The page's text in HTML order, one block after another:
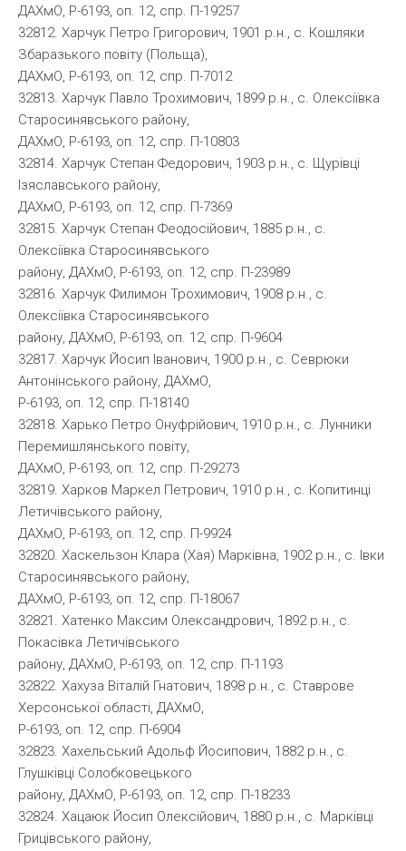
ДАХмО, Р-6193, оп. 12, спр. П-19257
32812. Харчук Петро Григорович, 1901 р.н., с. Кошляки
Збаразького повіту (Польща),
ДАХмО, Р-6193, оп. 12, спр. П-7012
32813. Харчук Павло Трохимович, 1899 р.н., с. Олексіївка
Старосинявського району,
ДАХмО, Р-6193, оп. 12, спр. П-10803
32814. Харчук Степан Федорович, 1903 р.н., с. Щурівці
Ізяславського району,
ДАХмО, Р-6193, оп. 12, спр. П-7369
32815. Харчук Степан Феодосійович, 1885 р.н., с.
Олексіївка Старосинявського
району, ДАХмО, Р-6193, оп. 12, спр. П-23989
32816. Харчук Филимон Трохимович, 1908 р.н., с.
Олексіївка Старосинявського
району, ДАХмО, Р-6193, оп. 12, спр. П-9604
32817. Харчук Йосип Іванович, 1900 р.н., с. Севрюки
Антонінського району, ДАХмО,
Р-6193, оп. 12, спр. П-18140
32818. Харько Петро Онуфрійович, 1910 р.н., с. Лунники
Перемишлянського повіту,
ДАХмО, Р-6193, оп. 12, спр. П-29273
32819. Харков Маркел Петрович, 1910 р.н., с. Копитинці
Летичівського району,
ДАХмО, Р-6193, оп. 12, спр. П-9924
32820. Хаскельзон Клара (Хая) Марківна, 1902 р.н., с. Івки
Старосинявського району,
ДАХмО, Р-6193, оп. 12, спр. П-18067
32821. Хатенко Максим Олександрович, 1892 р.н., с.
Покасівка Летичівського
району, ДАХмО, Р-6193, оп. 12, спр. П-1193
32822. Хахуза Віталій Гнатович, 1898 р.н., с. Ставрове
Херсонської області, ДАХмО,
Р-6193, оп. 12, спр. П-6904
32823. Хахельський Адольф Йосипович, 1882 р.н., с.
Глушківці Солобковецького
району, ДАХмО, Р-6193, оп. 12, спр. П-18233
32824. Хацаюк Йосип Олексійович, 1880 р.н., с. Марківці
Грицівського району,